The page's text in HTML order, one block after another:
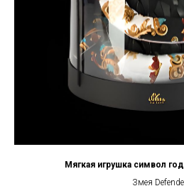
Мягкая игрушка символ
Змея